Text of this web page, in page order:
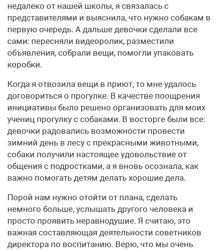
недалеко от нашей школы, я связалась с
представителями и выяснила, что нужно собакам в
первую очередь. А дальше девочки сделали все
сами: пересняли видеоролик, разместили
объявления, собрали вещи, помогли упаковать
коробки.
Когда я отвозила вещи в приют, то мне удалось
договориться о прогулке. В качестве поощрения
инициативы было решено организовать для моих
учениц прогулку с собаками. В восторге были все:
девочки радовались возможности провести
зимний день в лесу с прекрасными животными,
собаки получили настоящее удовольствие от
общения с подростками, а я вновь осознала, как
важно помогать детям делать хорошие дела.
Порой нам нужно отойти от плана, сделать
немного больше, услышать другого человека и
просто проявить неравнодушие. Я считаю, это
важная составляющая деятельности советников
директора по воспитанию. Верю, что мы очень